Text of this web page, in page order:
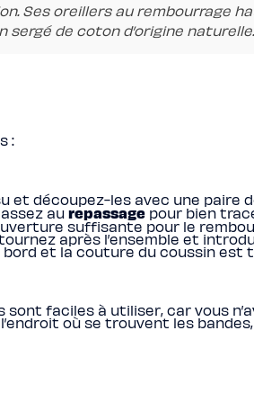
Ses oreillers au rembourrage
de coton d’origine naturelle.
:
et découpez-les avec une paire
au repassage pour bien
suffisante pour le
après l’ensemble et
bord et la couture du coussin est
faciles à utiliser, car vous
où se trouvent les